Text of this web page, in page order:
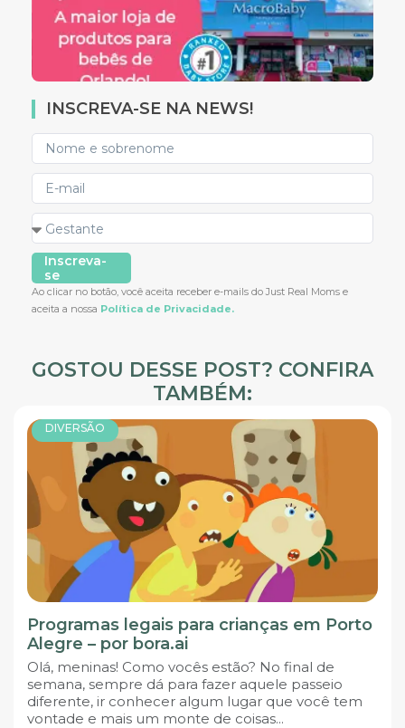
INSCREVA-SE NA NEWS!
Inscreva-
se
Ao clicar no botão, você aceita receber e-mails do Just Real Moms e
aceita a nossa Política de Privacidade.
GOSTOU DESSE POST? CONFIRA
TAMBÉM:
DIVERSÃO
Programas legais para crianças em Porto
Alegre – por bora.ai
Olá, meninas! Como vocês estão? No final de
semana, sempre dá para fazer aquele passeio
diferente, ir conhecer algum lugar que você tem
vontade e mais um monte de coisas...